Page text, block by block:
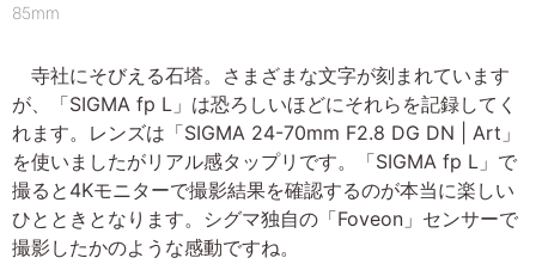
85mm
寺社にそびえる石塔。さまざまな文字が刻まれています
が、「SIGMA fp L」は恐ろしいほどにそれらを記録してく
れます。レンズは「SIGMA 24-70mm F2.8 DG DN | Art」
を使いましたがリアル感タップリです。「SIGMA fp L」で
撮ると4Kモニターで撮影結果を確認するのが本当に楽しい
ひとときとなります。シグマ独自の「Foveon」センサーで
撮影したかのような感動ですね。